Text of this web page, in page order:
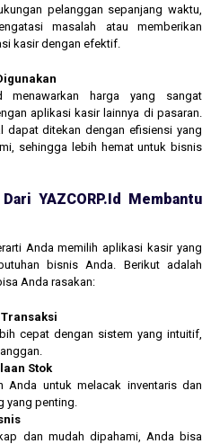
pelanggan sepanjang waktu,
masalah atau memberikan
kasir dengan efektif.
menawarkan harga yang sangat
aplikasi kasir lainnya di pasaran.
dapat ditekan dengan efisiensi yang
sehingga lebih hemat untuk bisnis
YAZCORP.id Membantu
Anda memilih aplikasi kasir yang
bisnis Anda. Berikut adalah
Anda rasakan:
cepat dengan sistem yang intuitif,
Stok
Anda untuk melacak inventaris dan
yang penting.
dan mudah dipahami, Anda bisa